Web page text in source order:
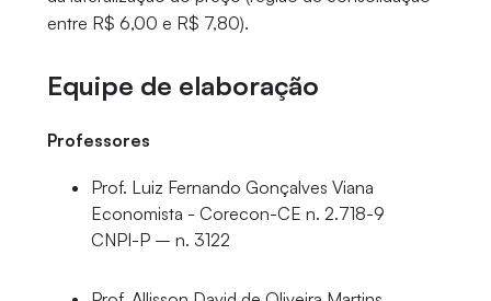
entre R$ 6,00 e R$ 7,80).
Equipe de elaboração
Professores
Prof. Luiz Fernando Gonçalves Viana
Economista - Corecon-CE n. 2.718-9
CNPI-P – n. 3122